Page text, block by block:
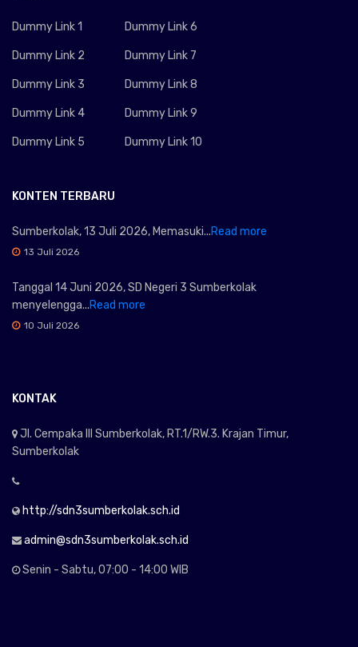
Dummy Link 1
Dummy Link 2
Dummy Link 3
Dummy Link 4
Dummy Link 5
Dummy Link 6
Dummy Link 7
Dummy Link 8
Dummy Link 9
Dummy Link 10
KONTEN TERBARU
Sumberkolak, 13 Juli 2026, Memasuki...Read more
13 Juli 2026
Tanggal 14 Juni 2026, SD Negeri 3 Sumberkolak
menyelengga...Read more
10 Juli 2026
KONTAK
Jl. Cempaka III Sumberkolak, RT.1/RW.3. Krajan Timur,
Sumberkolak
http://sdn3sumberkolak.sch.id
admin@sdn3sumberkolak.sch.id
Senin - Sabtu, 07:00 - 14:00 WIB